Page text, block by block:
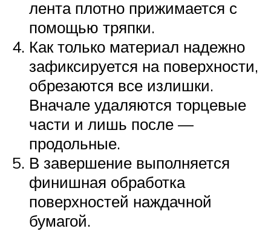
лента плотно прижимается с
помощью тряпки.
Как только материал надежно
зафиксируется на поверхности,
обрезаются все излишки.
Вначале удаляются торцевые
части и лишь после —
продольные.
В завершение выполняется
финишная обработка
поверхностей наждачной
бумагой.